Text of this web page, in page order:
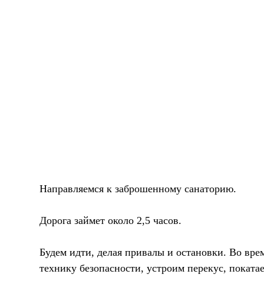
Направляемся к заброшенному санаторию.
Дорога займет около 2,5 часов.
Будем идти, делая привалы и остановки. Во
технику безопасности, устроим перекус,